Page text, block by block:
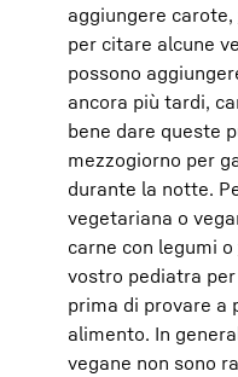
aggiungere carote,
per citare alcune
possono
ancora più tardi,
bene dare queste
mezzogiorno per
durante la notte.
vegetariana o
carne con legumi o
vostro pediatra
prima di provare a
alimento. In
vegane non sono